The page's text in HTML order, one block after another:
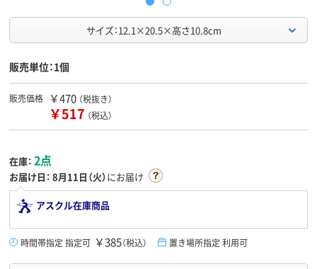
サイズ：12.1×20.5×高さ10.8cm
販売単位：1個
販売価格 ￥470 （税抜き）
￥517 （税込）
在庫： 2点
お届け日： 8月11日（火）にお届け
アスクル在庫商品
時間帯指定 指定可 ￥385（税込） 置き場所指定 利用可